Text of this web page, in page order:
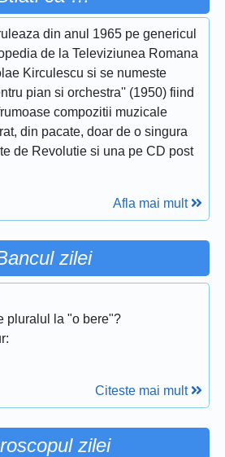
din anul 1965 pe genericul
de la Televiziunea Romana
Kirculescu si se numeste
pian si orchestra'' (1950) fiind
compozitii muzicale
din pacate, doar de o singura
de Revolutie si una pe CD post
Afla mai mult
zilei
pluralul la "o bere"?
Citeste mai mult
zilei